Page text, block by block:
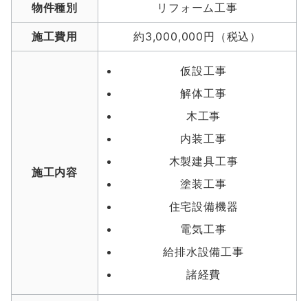
物件種別 リフォーム工事
施工費用 約3,000,000円（税込）
施工内容
仮設工事
解体工事
木工事
内装工事
木製建具工事
塗装工事
住宅設備機器
電気工事
給排水設備工事
諸経費